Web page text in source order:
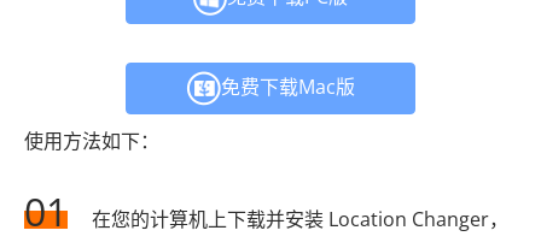
免费下载Mac版
使用方法如下：
01
在您的计算机上下载并安装 Location Changer，